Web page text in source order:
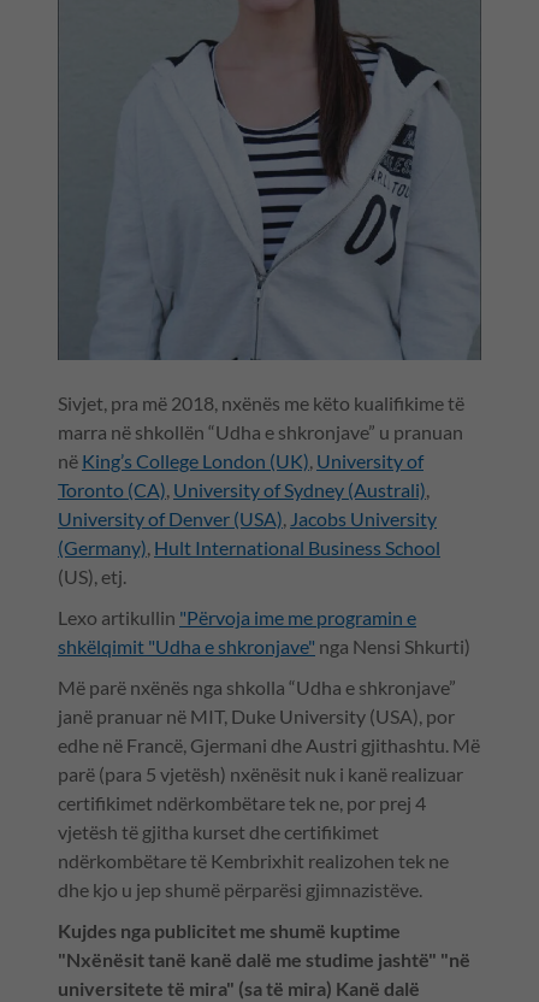
Sivjet, pra më 2018, nxënës me këto kualifikime të
marra në shkollën “Udha e shkronjave” u pranuan
në King’s College London (UK), University of
Toronto (CA), University of Sydney (Australi),
University of Denver (USA), Jacobs University
(Germany), Hult International Business School
(US), etj.
Lexo artikullin "Përvoja ime me programin e
shkëlqimit "Udha e shkronjave" nga Nensi Shkurti)
Më parë nxënës nga shkolla “Udha e shkronjave”
janë pranuar në MIT, Duke University (USA), por
edhe në Francë, Gjermani dhe Austri gjithashtu. Më
parë (para 5 vjetësh) nxënësit nuk i kanë realizuar
certifikimet ndërkombëtare tek ne, por prej 4
vjetësh të gjitha kurset dhe certifikimet
ndërkombëtare të Kembrixhit realizohen tek ne
dhe kjo u jep shumë përparësi gjimnazistëve.
Kujdes nga publicitet me shumë kuptime
"Nxënësit tanë kanë dalë me studime jashtë" "në
universitete të mira" (sa të mira) Kanë dalë